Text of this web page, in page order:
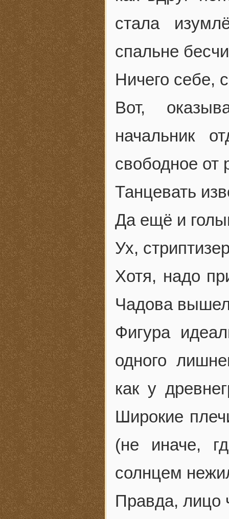
стала
спальне
Ничего себе,
Вот,
начальник
свободное от
Танцевать
Да ещё и
Ух,
Хотя, надо
Чадова
Фигура
одного
как у
Широкие
(не иначе,
солнцем
Правда, лицо